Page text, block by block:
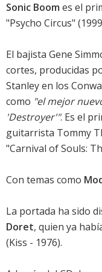
Sonic Boom es el
"Psycho Circus"
El bajista Gene
cortes, producidas
Stanley en los
como "el mejor
'Destroyer'". Es el
guitarrista Tommy
"Carnival of Souls:
Con temas como
La portada ha sido
Doret, quien ya
(Kiss - 1976).